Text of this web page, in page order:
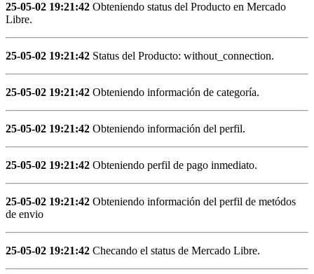
25-05-02 19:21:42 Obteniendo status del Producto en Mercado
Libre.
25-05-02 19:21:42 Status del Producto: without_connection.
25-05-02 19:21:42 Obteniendo información de categoría.
25-05-02 19:21:42 Obteniendo información del perfil.
25-05-02 19:21:42 Obteniendo perfil de pago inmediato.
25-05-02 19:21:42 Obteniendo información del perfil de metódos
de envio
25-05-02 19:21:42 Checando el status de Mercado Libre.